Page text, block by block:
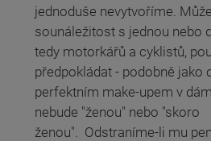
jednoduše nevytvoříme.
sounáležitost s jednou nebo
tedy motorkářů a cyklistů,
předpokládat - podobně jako
perfektním make-upem v
nebude "ženou" nebo "skoro
ženou". Odstraníme-li mu